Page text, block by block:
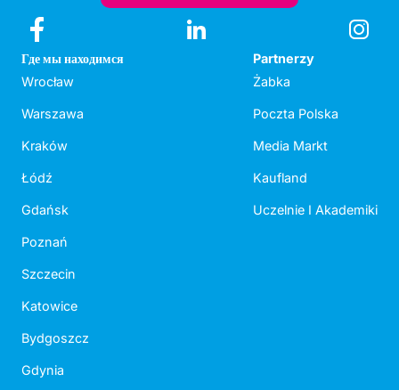
Где мы находимся
Wrocław
Warszawa
Kraków
Łódź
Gdańsk
Poznań
Szczecin
Katowice
Bydgoszcz
Gdynia
Partnerzy
Żabka
Poczta Polska
Media Markt
Kaufland
Uczelnie I Akademiki